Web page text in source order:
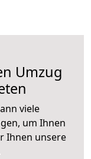
Umzug
viele
um Ihnen
Ihnen unsere